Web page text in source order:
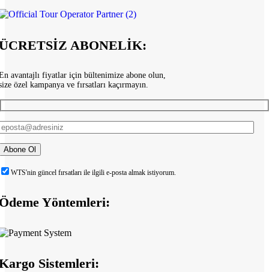
ABONELİK:
avantajlı fiyatlar için bültenimize abone olun,
özel kampanya ve fırsatları kaçırmayın.
WTS'nin güncel fırsatları ile ilgili e-posta almak istiyorum.
Yöntemleri:
Sistemleri: